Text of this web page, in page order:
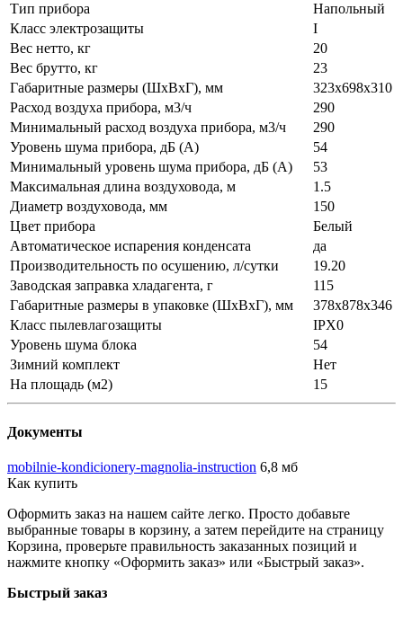
Тип прибора
Напольный
Класс электрозащиты
I
Вес нетто, кг
20
Вес брутто, кг
23
Габаритные размеры (ШxВxГ), мм
323x698x310
Расход воздуха прибора, м3/ч
290
Минимальный расход воздуха прибора, м3/ч
290
Уровень шума прибора, дБ (A)
54
Минимальный уровень шума прибора, дБ (A)
53
Максимальная длина воздуховода, м
1.5
Диаметр воздуховода, мм
150
Цвет прибора
Белый
Автоматическое испарения конденсата
да
Производительность по осушению, л/сутки
19.20
Заводская заправка хладагента, г
115
Габаритные размеры в упаковке (ШxВxГ), мм
378x878x346
Класс пылевлагозащиты
IPX0
Уровень шума блока
54
Зимний комплект
Нет
На площадь (м2)
15
Документы
mobilnie-kondicionery-magnolia-instruction 6,8 мб
Как купить
Оформить заказ на нашем сайте легко. Просто добавьте
выбранные товары в корзину, а затем перейдите на страницу
Корзина, проверьте правильность заказанных позиций и
нажмите кнопку «Оформить заказ» или «Быстрый заказ».
Быстрый заказ